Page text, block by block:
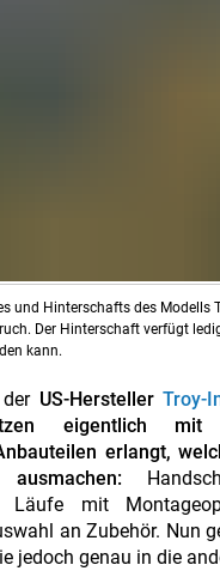
und Hinterschafts des Modells
Der Hinterschaft verfügt
kann.
US-Hersteller Troy-
eigentlich mit
erlangt,
ausmachen:
Läufe mit
an Zubehör. Nun
jedoch genau in die